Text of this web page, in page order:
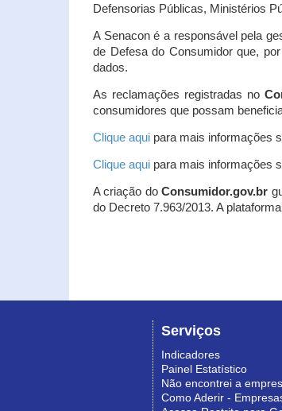
Defensorias Públicas, Ministérios
A Senacon é a responsável pela
de Defesa do Consumidor que,
dados.
As reclamações registradas no
consumidores que possam
Clique aqui para mais informações
Clique aqui para mais informações
A criação doConsumidor.gov.br
do Decreto 7.963/2013. A
Serviços
Indicadores
Painel Estatístico
Não encontrei a
Como Aderir -